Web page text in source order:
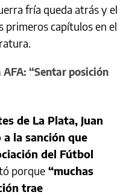
fría queda atrás y el
capítulos en el
“Sentar posición
de La Plata, Juan
la sanción que
del Fútbol
porque “muchas
trae